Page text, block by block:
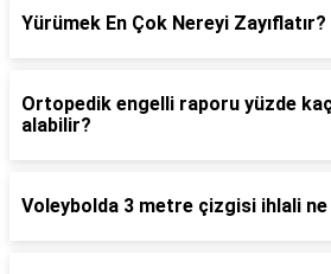
Yürümek En Çok Nereyi Zayıflatır?
Ortopedik engelli raporu yüzde
alabilir?
Voleybolda 3 metre çizgisi ihlali